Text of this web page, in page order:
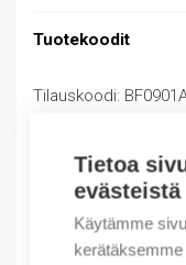
Tietoa
evästeistä
Käytämme
Tuotekoodit
Tilauskoodi:
Lisätiedot